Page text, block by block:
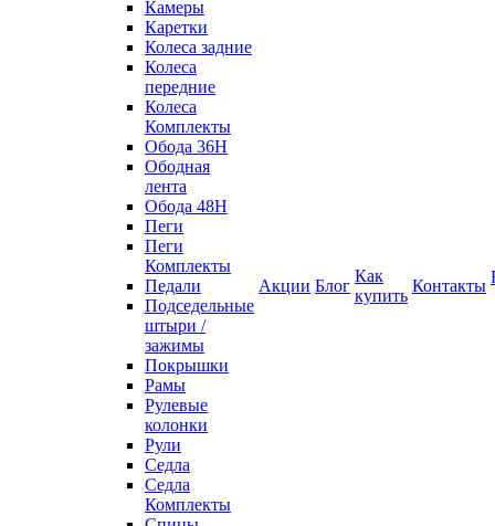
Камеры
Каретки
Колеса задние
Колеса
передние
Колеса
Комплекты
Обода 36H
Ободная
лента
Обода 48H
Пеги
Пеги
Комплекты
Педали
Подседельные
штыри /
зажимы
Покрышки
Рамы
Рулевые
колонки
Рули
Седла
Седла
Комплекты
Акции Блог
Как
купить
Контакты